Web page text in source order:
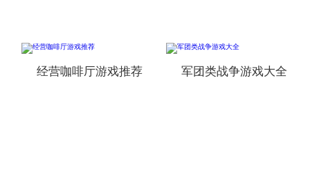
经营咖啡厅游戏推荐 军团类战争游戏大全